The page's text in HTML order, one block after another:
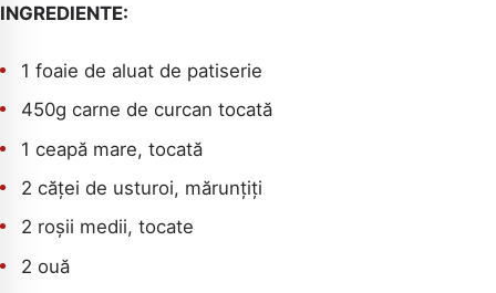
INGREDIENTE:
1 foaie de aluat de patiserie
450g carne de curcan tocată
1 ceapă mare, tocată
2 căței de usturoi, mărunțiți
2 roșii medii, tocate
2 ouă